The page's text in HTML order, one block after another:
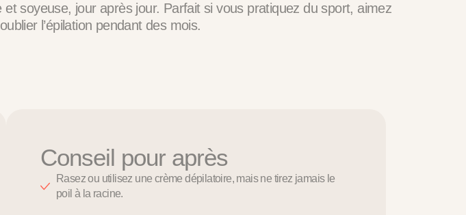
soyeuse, jour après jour. Parfait si vous pratiquez du sport, aimez
l’épilation pendant des mois.
Conseil pour après
Rasez ou utilisez une crème dépilatoire, mais ne tirez jamais le
poil à la racine.